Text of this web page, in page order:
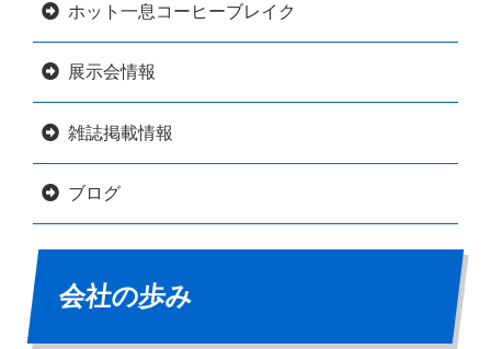
ホット一息コーヒーブレイク
展示会情報
雑誌掲載情報
ブログ
会社の歩み